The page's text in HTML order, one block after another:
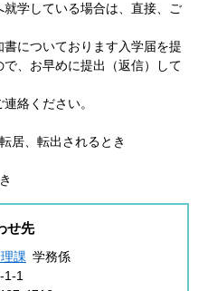
学している場合は、直接、ご
についております入学届を提
、お早めに提出（返信）して
絡ください。
居、転出されるとき
せ先
課 学務係
1-1